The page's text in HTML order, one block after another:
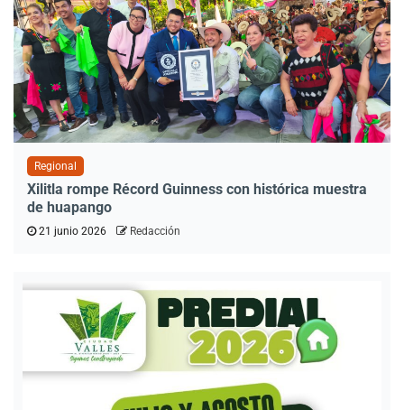
Regional
Xilitla rompe Récord Guinness con histórica muestra
de huapango
21 junio 2026 Redacción